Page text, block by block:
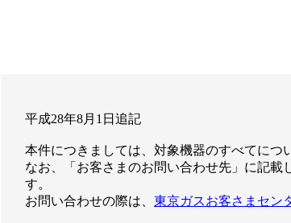
平成28年8月1日追記
本件につきましては、対象機器のすべてにつ
なお、「お客さまのお問い合わせ先」に記載
す。
お問い合わせの際は、 東京ガスお客さまセン